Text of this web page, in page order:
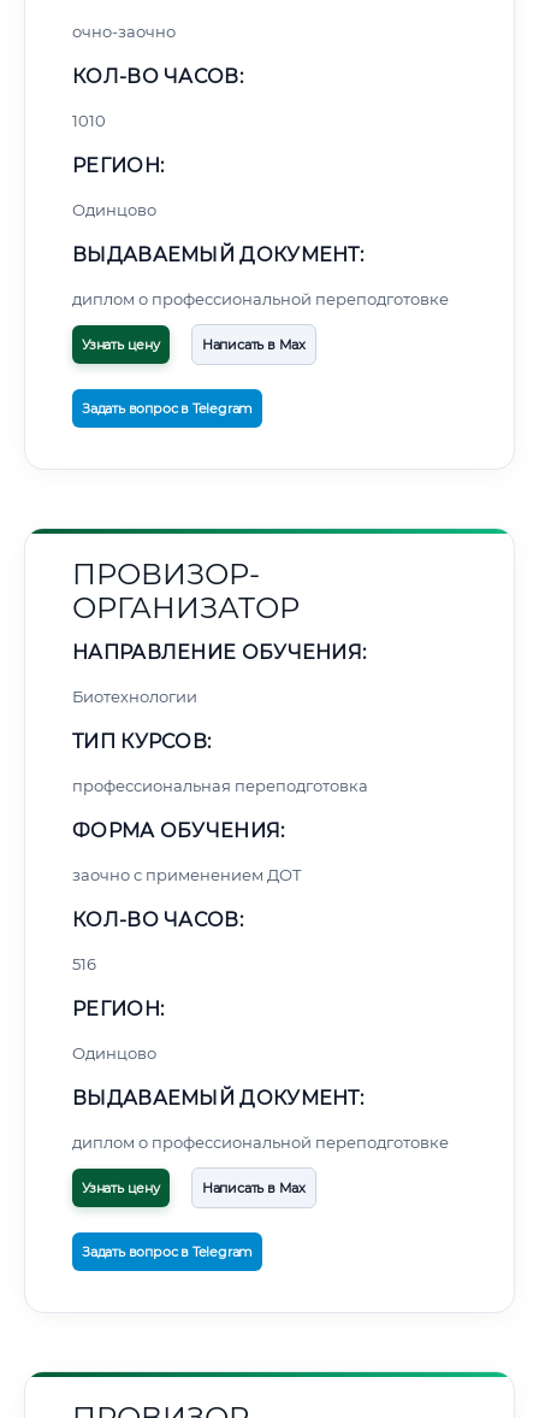
очно-заочно
КОЛ-ВО ЧАСОВ:
1010
РЕГИОН:
Одинцово
ВЫДАВАЕМЫЙ ДОКУМЕНТ:
диплом о профессиональной переподготовке
Узнать цену Написать в Max
Задать вопрос в Telegram
ПРОВИЗОР-
ОРГАНИЗАТОР
НАПРАВЛЕНИЕ ОБУЧЕНИЯ:
Биотехнологии
ТИП КУРСОВ:
профессиональная переподготовка
ФОРМА ОБУЧЕНИЯ:
заочно с применением ДОТ
КОЛ-ВО ЧАСОВ:
516
РЕГИОН:
Одинцово
ВЫДАВАЕМЫЙ ДОКУМЕНТ:
диплом о профессиональной переподготовке
Узнать цену Написать в Max
Задать вопрос в Telegram